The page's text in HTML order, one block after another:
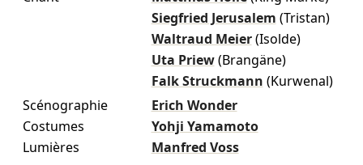
Siegfried Jerusalem (Tristan)
Waltraud Meier (Isolde)
Uta Priew (Brangäne)
Falk Struckmann (Kurwenal)
Scénographie
Erich Wonder
Costumes
Yohji Yamamoto
Lumières
Manfred Voss